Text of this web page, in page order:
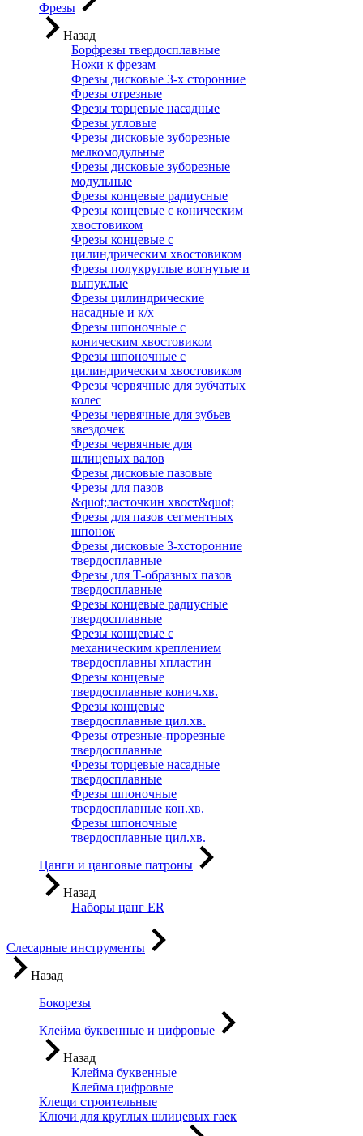
Фрезы
Назад
Борфрезы твердосплавные
Ножи к фрезам
Фрезы дисковые 3-х сторонние
Фрезы отрезные
Фрезы торцевые насадные
Фрезы угловые
Фрезы дисковые зуборезные
мелкомодульные
Фрезы дисковые зуборезные
модульные
Фрезы концевые радиусные
Фрезы концевые с коническим
хвостовиком
Фрезы концевые с
цилиндрическим хвостовиком
Фрезы полукруглые вогнутые и
выпуклые
Фрезы цилиндрические
насадные и к/х
Фрезы шпоночные с
коническим хвостовиком
Фрезы шпоночные с
цилиндрическим хвостовиком
Фрезы червячные для зубчатых
колес
Фрезы червячные для зубьев
звездочек
Фрезы червячные для
шлицевых валов
Фрезы дисковые пазовые
Фрезы для пазов
&quot;ласточкин хвост&quot;
Фрезы для пазов сегментных
шпонок
Фрезы дисковые 3-хсторонние
твердосплавные
Фрезы для Т-образных пазов
твердосплавные
Фрезы концевые радиусные
твердосплавные
Фрезы концевые с
механическим креплением
твердосплавны хпластин
Фрезы концевые
твердосплавные конич.хв.
Фрезы концевые
твердосплавные цил.хв.
Фрезы отрезные-прорезные
твердосплавные
Фрезы торцевые насадные
твердосплавные
Фрезы шпоночные
твердосплавные кон.хв.
Фрезы шпоночные
твердосплавные цил.хв.
Цанги и цанговые патроны
Назад
Наборы цанг ER
Слесарные инструменты
Назад
Бокорезы
Клейма буквенные и цифровые
Назад
Клейма буквенные
Клейма цифровые
Клещи строительные
Ключи для круглых шлицевых гаек